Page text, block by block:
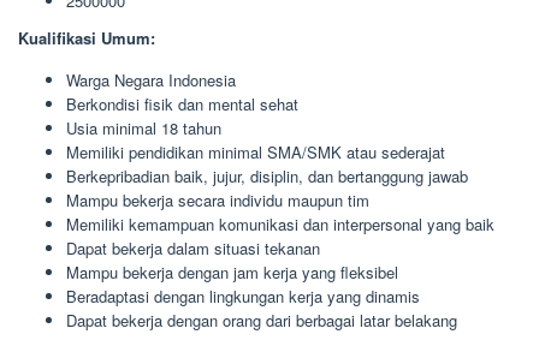
Kualifikasi Umum:
Warga Negara Indonesia
Berkondisi fisik dan mental sehat
Usia minimal 18 tahun
Memiliki pendidikan minimal SMA/SMK atau sederajat
Berkepribadian baik, jujur, disiplin, dan bertanggung jawab
Mampu bekerja secara individu maupun tim
Memiliki kemampuan komunikasi dan interpersonal yang baik
Dapat bekerja dalam situasi tekanan
Mampu bekerja dengan jam kerja yang fleksibel
Beradaptasi dengan lingkungan kerja yang dinamis
Dapat bekerja dengan orang dari berbagai latar belakang